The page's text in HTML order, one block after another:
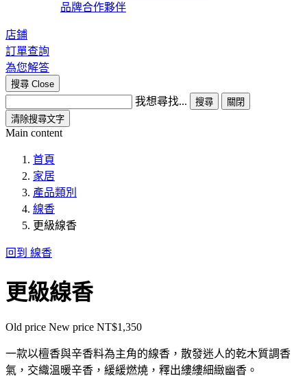
品牌合作夥伴
店鋪
訂單查詢
為您解答
搜尋 Close
我想尋找... 搜尋
關閉
清除搜尋文字
Main content
首頁
家居
產品類別
線香
更級線香
回到 線香
更級線香
Old price New price NT$1,350
一款以檀香與辛香料為主角的線香，散發迷人的乾木質調香
氣，交織溫暖辛香，緩緩燃燒，釋出縷縷細緻幽香。